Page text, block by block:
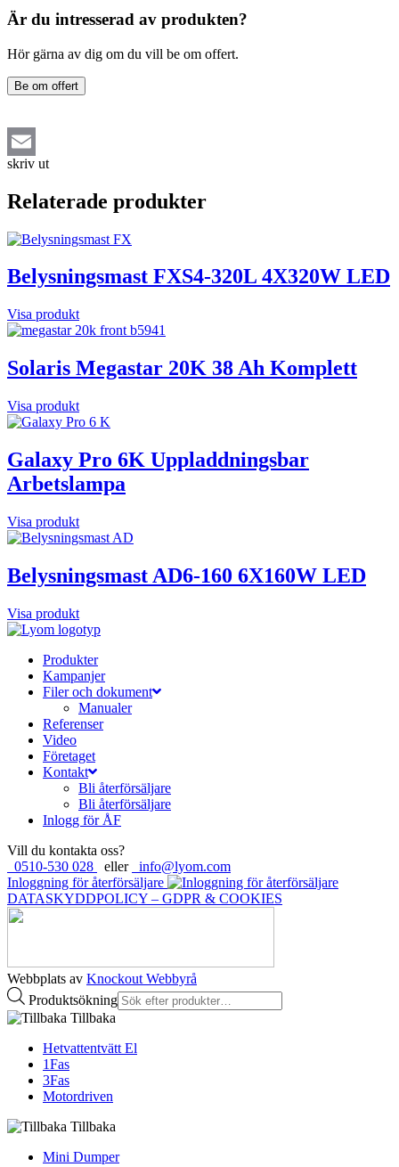
Email
Är du intresserad av produkten?
Hör gärna av dig om du vill be om offert.
Be om offert
Email
skriv ut
Relaterade produkter
Belysningsmast FXS4-320L 4X320W LED
Visa produkt
Solaris Megastar 20K 38 Ah Komplett
Visa produkt
Galaxy Pro 6K Uppladdningsbar
Arbetslampa
Visa produkt
Belysningsmast AD6-160 6X160W LED
Visa produkt
Produkter
Kampanjer
Filer och dokument
Manualer
Referenser
Video
Företaget
Kontakt
Bli återförsäljare
Bli återförsäljare
Inlogg för ÅF
Vill du kontakta oss?
0510-530 028
eller
info@lyom.com
Inloggning för återförsäljare
DATASKYDDPOLICY – GDPR & COOKIES
Webbplats av Knockout Webbyrå
Produktsökning
Tillbaka
Hetvattentvätt El
1Fas
3Fas
Motordriven
Tillbaka
Mini Dumper